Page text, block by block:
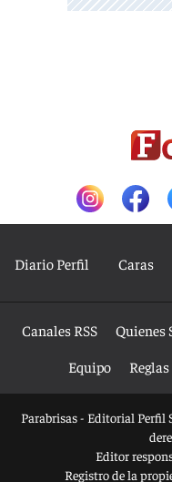
Diario Perfil Caras
Canales RSS Quienes
Equipo
Parabrisas - Editorial Perfil
Editor
Registro de la